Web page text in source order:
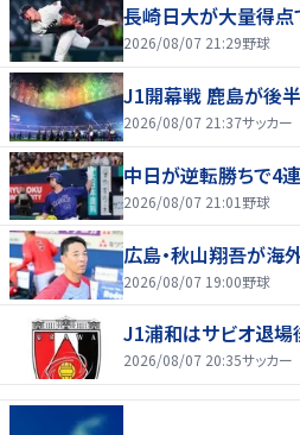
長崎日大が大量得点
2026/08/07 21:29野球
J1開幕戦 鹿島が後
2026/08/07 21:37サッカー
中日が逆転勝ちで4
2026/08/07 21:01 野球
広島・秋山翔吾が海
2026/08/07 19:00野球
J1浦和はサビオ退場
2026/08/07 20:35サッカー